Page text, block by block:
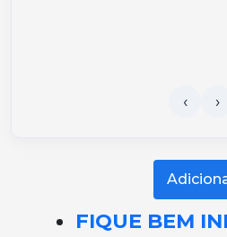
FIQUE BEM